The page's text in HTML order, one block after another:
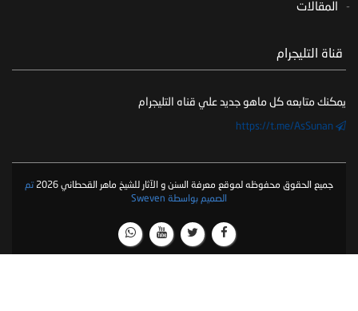
المقالات
‏ قناة التليجرام
يمكنك متابعه كل ماهو جديد علي قناه التليجرام
جميع الحقوق محفوظه لموقع معرفة السنن و الآثار للشيخ ماهر القحطاني 2026
تم
الصميم بواسطة Sweven